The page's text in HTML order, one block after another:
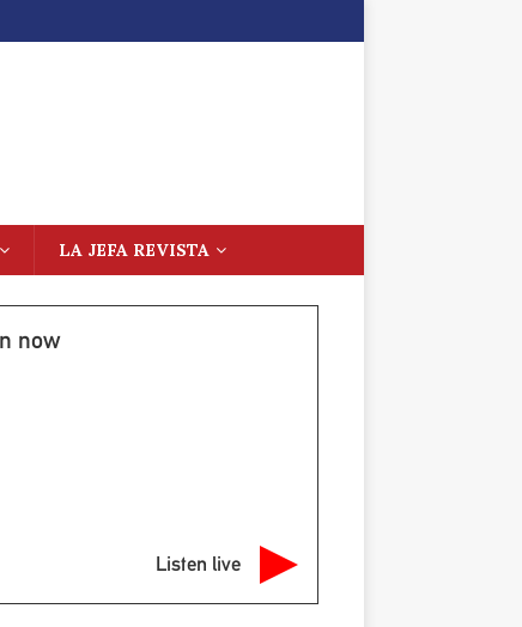
LA JEFA REVISTA
now
Listen live